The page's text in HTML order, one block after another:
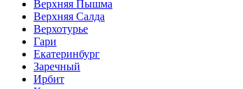
Верхняя Пышма
Верхняя Салда
Верхотурье
Гари
Екатеринбург
Заречный
Ирбит